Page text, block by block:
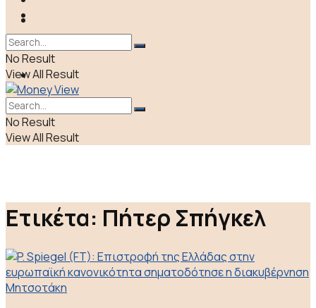
ΕΛΛΑΔΑ
ΑΠΟΨΕΙΣ
LIFE & CULTURE
No Result
View All Result
No Result
View All Result
Ετικέτα: Πήτερ Σπήγκελ